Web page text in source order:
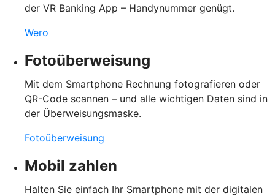
der VR Banking App – Handynummer genügt.
Wero
Fotoüberweisung
Mit dem Smartphone Rechnung fotografieren oder
QR-Code scannen – und alle wichtigen Daten sind in
der Überweisungsmaske.
Fotoüberweisung
Mobil zahlen
Halten Sie einfach Ihr Smartphone mit der digitalen